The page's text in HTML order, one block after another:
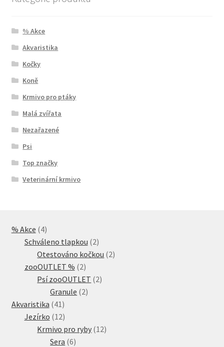
% Akce
Akvaristika
Kočky
Koně
Krmivo pro ptáky
Malá zvířata
Nezařazené
Psi
Top značky
Veterinární krmivo
% Akce 44
produkty
Schváleno tlapkou 22
produkty
Otestováno kočkou 22
zooOUTLET % 22
produkty
Psí zooOUTLET 22
Granule 22
Akvaristika 41 41
produktů
Jezírko 1212
produktů
Krmivo pro ryby 1212
Sera 66